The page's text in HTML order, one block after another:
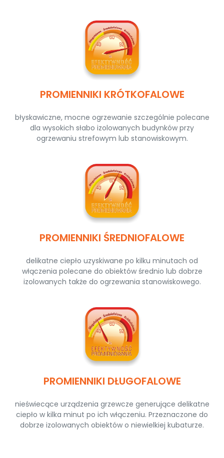
PROMIENNIKI KRÓTKOFALOWE
błyskawiczne, mocne ogrzewanie szczególnie polecane
dla wysokich słabo izolowanych budynków przy
ogrzewaniu strefowym lub stanowiskowym.
PROMIENNIKI ŚREDNIOFALOWE
delikatne ciepło uzyskiwane po kilku minutach od
włączenia polecane do obiektów średnio lub dobrze
izolowanych także do ogrzewania stanowiskowego.
PROMIENNIKI DŁUGOFALOWE
nieświecące urządzenia grzewcze generujące delikatne
ciepło w kilka minut po ich włączeniu. Przeznaczone do
dobrze izolowanych obiektów o niewielkiej kubaturze.